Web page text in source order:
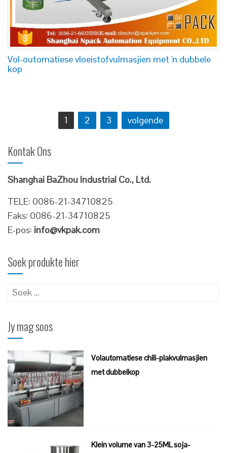
Vol-outomatiese vloeistofvulmasjien met 'n dubbele
kop
1 2 3 volgende
Kontak Ons
Shanghai BaZhou Industrial Co., Ltd.
TELE: 0086-21-34710825
Faks: 0086-21-34710825
E-pos: info@vkpak.com
Soek produkte hier
Soek
Jy mag soos
Volautomatiese chili-plakvulmasjien
met dubbelkop
Klein volume van 3-25ML soja-